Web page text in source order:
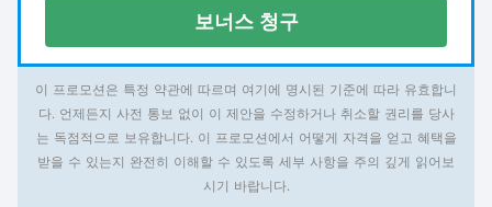
보너스 청구
이 프로모션은 특정 약관에 따르며 여기에 명시된 기준에 따라 유효합니
다. 언제든지 사전 통보 없이 이 제안을 수정하거나 취소할 권리를 당사
는 독점적으로 보유합니다. 이 프로모션에서 어떻게 자격을 얻고 혜택을
받을 수 있는지 완전히 이해할 수 있도록 세부 사항을 주의 깊게 읽어보
시기 바랍니다.